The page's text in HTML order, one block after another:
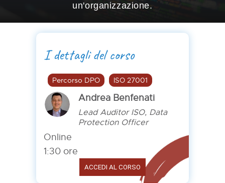
un'organizzazione.
I dettagli del corso
Percorso DPO ISO 27001
Andrea Benfenati
Lead Auditor ISO, Data
Protection Officer
Online
1:30 ore
ACCEDI AL CORSO